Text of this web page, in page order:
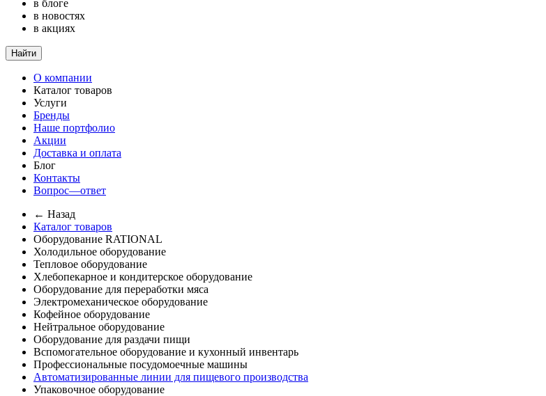
в блоге
в новостях
в акциях
Найти
О компании
Каталог товаров
Услуги
Бренды
Наше портфолио
Акции
Доставка и оплата
Блог
Контакты
Вопрос—ответ
← Назад
Каталог товаров
Оборудование RATIONAL
Холодильное оборудование
Тепловое оборудование
Хлебопекарное и кондитерское оборудование
Оборудование для переработки мяса
Электромеханическое оборудование
Кофейное оборудование
Нейтральное оборудование
Оборудование для раздачи пищи
Вспомогательное оборудование и кухонный инвентарь
Профессиональные посудомоечные машины
Автоматизированные линии для пищевого производства
Упаковочное оборудование